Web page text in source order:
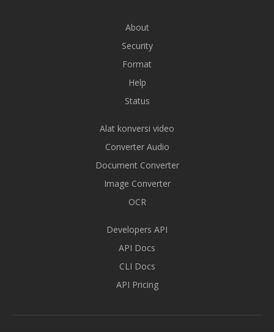
About
Security
Format
Help
Status
Alat konversi video
Converter Audio
Document Converter
Image Converter
OCR
Developers API
API Docs
CLI Docs
API Pricing